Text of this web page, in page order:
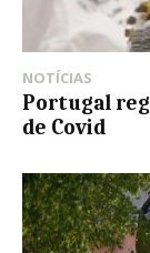
NOTÍCIAS
Portugal
de Covid